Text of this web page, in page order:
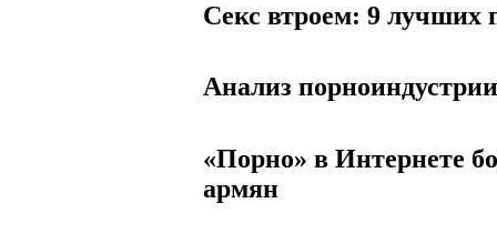
Секс втроем: 9 лучших
Анализ порноиндустрии
«Порно» в Интернете
армян